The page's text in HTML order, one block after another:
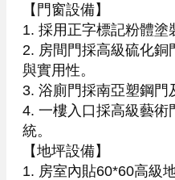
【門窗設備】
1. 採用正字標記粉體塗
2. 房間門採高級硫化
與實用性。
3. 浴廁門採南亞塑鋼門
4. 一樓入口採高級藝術
統。
【地坪設備】
1. 房室內貼60*60高級